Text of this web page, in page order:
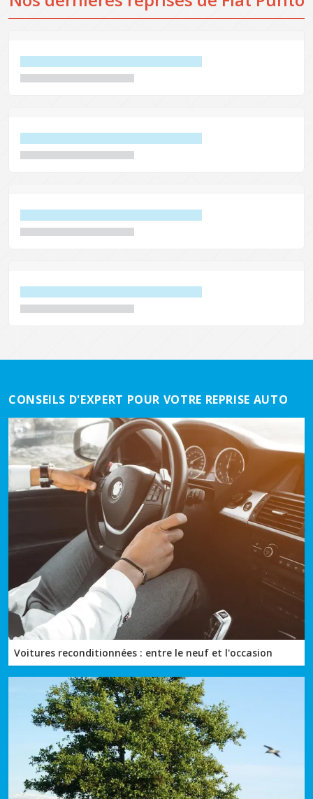
CONSEILS D'EXPERT POUR VOTRE REPRISE AUTO
Voitures reconditionnées : entre le neuf et l'occasion